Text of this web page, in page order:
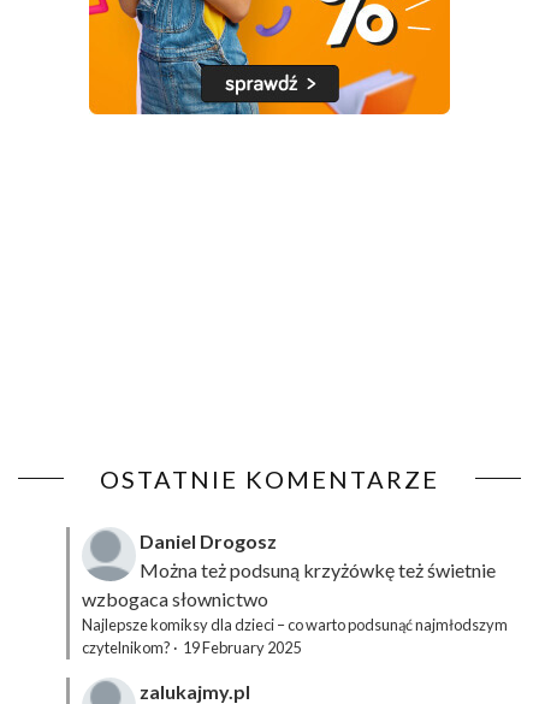
OSTATNIE KOMENTARZE
Daniel Drogosz
Można też podsuną krzyżówkęteż świetnie
wzbogaca słownictwo
Najlepsze komiksy dla dzieci – co warto podsunąć najmłodszym
czytelnikom? · 19 February 2025
zalukajmy.pl